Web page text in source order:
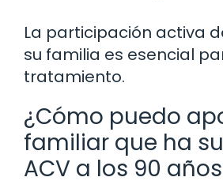
La participación activa
su familia es esencial
tratamiento.
¿Cómo puedo
familiar que ha
ACV a los 90